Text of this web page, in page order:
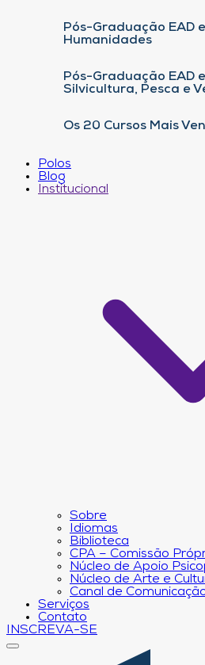
Pós-Graduação EAD
Humanidades
Pós-Graduação EAD
Silvicultura, Pesca e
Os 20 Cursos Mais
Polos
Blog
Institucional
Sobre
Idiomas
Biblioteca
CPA – Comissão
Núcleo de Apoio
Núcleo de Arte e
Canal de
Serviços
Contato
INSCREVA-SE